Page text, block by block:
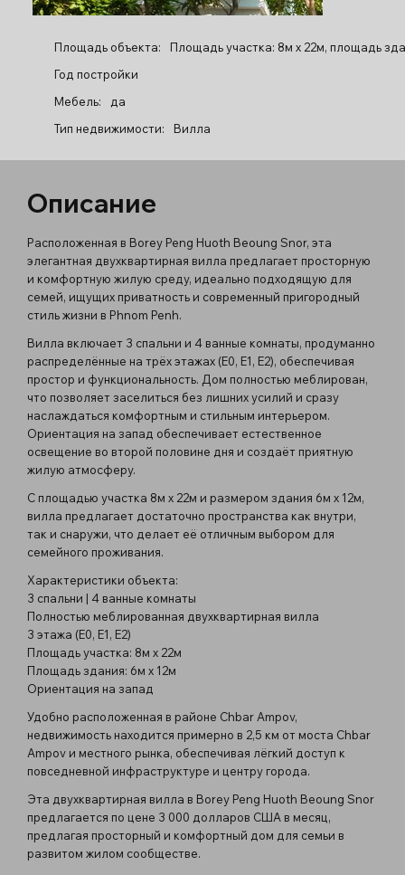
Площадь объекта:
Площадь участка: 8м x 22м, площадь
Год постройки
Мебель:
да
Тип недвижимости:
Вилла
Описание
Расположенная в Borey Peng Huoth Beoung Snor, эта
элегантная двухквартирная вилла предлагает просторную
и комфортную жилую среду, идеально подходящую для
семей, ищущих приватность и современный пригородный
стиль жизни в Phnom Penh.
Вилла включает 3 спальни и 4 ванные комнаты, продуманно
распределённые на трёх этажах (E0, E1, E2), обеспечивая
простор и функциональность. Дом полностью меблирован,
что позволяет заселиться без лишних усилий и сразу
наслаждаться комфортным и стильным интерьером.
Ориентация на запад обеспечивает естественное
освещение во второй половине дня и создаёт приятную
жилую атмосферу.
С площадью участка 8м x 22м и размером здания 6м x 12м,
вилла предлагает достаточно пространства как внутри,
так и снаружи, что делает её отличным выбором для
семейного проживания.
Характеристики объекта:
3 спальни | 4 ванные комнаты
Полностью меблированная двухквартирная вилла
3 этажа (E0, E1, E2)
Площадь участка: 8м x 22м
Площадь здания: 6м x 12м
Ориентация на запад
Удобно расположенная в районе Chbar Ampov,
недвижимость находится примерно в 2,5 км от моста Chbar
Ampov и местного рынка, обеспечивая лёгкий доступ к
повседневной инфраструктуре и центру города.
Эта двухквартирная вилла в Borey Peng Huoth Beoung Snor
предлагается по цене 3 000 долларов США в месяц,
предлагая просторный и комфортный дом для семьи в
развитом жилом сообществе.